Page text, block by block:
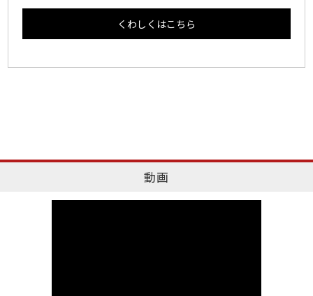
くわしくはこちら
動画